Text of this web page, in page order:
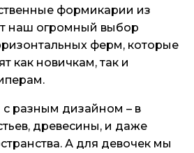
формикарии из
наш огромный выбор
ферм, которые
как новичкам, так и
с разным дизайном – в
древесины, и даже
А для девочек мы